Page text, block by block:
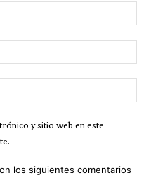
y sitio web en este
los siguientes comentarios